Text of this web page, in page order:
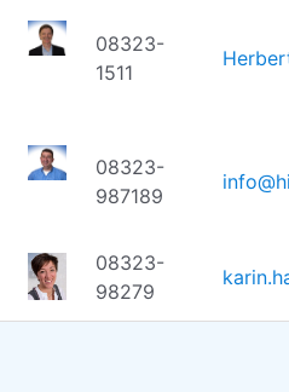
08323-
1511
08323-
987189
08323-
98279